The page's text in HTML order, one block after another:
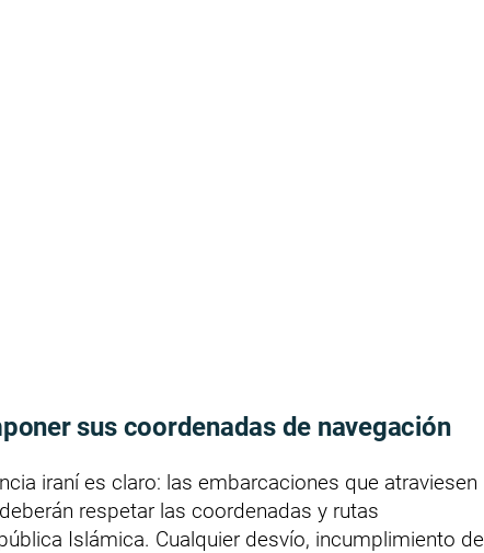
sus coordenadas de navegación
iraní es claro: las embarcaciones que atraviesen
deberán respetar las coordenadas y rutas
Islámica. Cualquier desvío, incumplimiento de